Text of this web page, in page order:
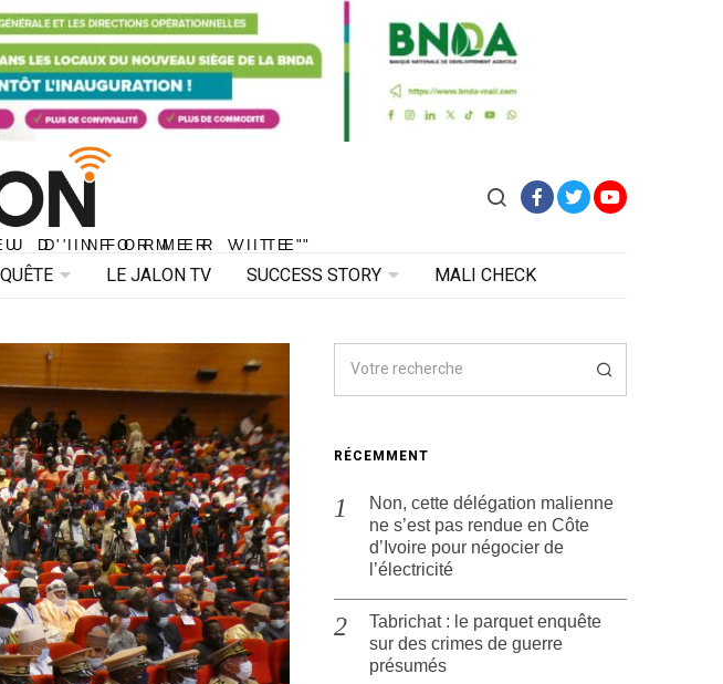
D'INFORMER VITE"
D'INFORMER VITE"
LE JALON TV SUCCESS STORY MALI CHECK
RÉCEMMENT
Non, cette délégation malienne
ne s’est pas rendue en Côte
d’Ivoire pour négocier de
l’électricité
Tabrichat : le parquet enquête
sur des crimes de guerre
présumés